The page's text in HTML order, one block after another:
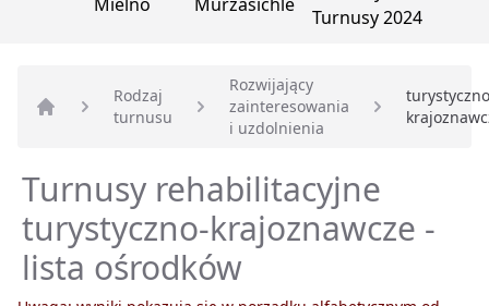
Strona główna
Rodzaj
turnusu
Rozwijający
zainteresowania
i uzdolnienia
Turnusy rehabilitacyjne
turystyczno-krajoznawcze -
lista ośrodków